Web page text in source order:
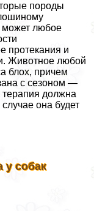
породы
может любое
протекания и
Животное любой
блох, причем
с сезоном —
должна
она будет
у собак